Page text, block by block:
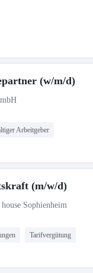
(w/m/d)
Arbeitgeber
(m/w/d)
house Sophienheim
Tarifvergütung